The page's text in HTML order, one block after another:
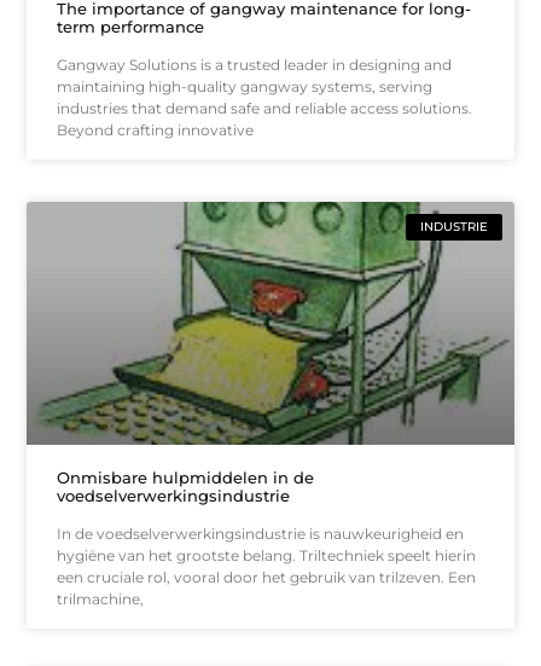
The importance of gangway maintenance for long-
term performance
Gangway Solutions is a trusted leader in designing and
maintaining high-quality gangway systems, serving
industries that demand safe and reliable access solutions.
Beyond crafting innovative
INDUSTRIE
Onmisbare hulpmiddelen in de
voedselverwerkingsindustrie
In de voedselverwerkingsindustrie is nauwkeurigheid en
hygiëne van het grootste belang. Triltechniek speelt hierin
een cruciale rol, vooral door het gebruik van trilzeven. Een
trilmachine,